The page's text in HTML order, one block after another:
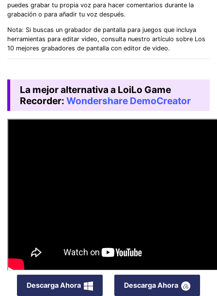
puedes grabar tu propia voz para hacer comentarios durante la
grabación o para añadir tu voz después.
󠀰Nota: Si buscas un grabador de pantalla para juegos que incluya
herramientas para editar video, consulta nuestro artículo sobre Los
10 mejores grabadores de pantalla con editor de video.
󠀰La mejor alternativa a LoiLo Game
Recorder: Wondershare DemoCreator
Descarga Ahora Descarga Ahora